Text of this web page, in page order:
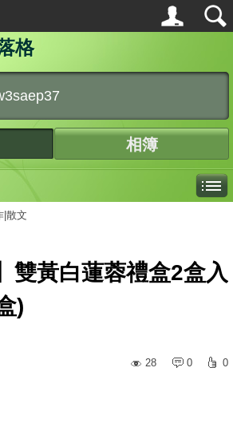
格
相簿
|散文
雙黃白蓮蓉禮盒2盒入
)
28
0 0